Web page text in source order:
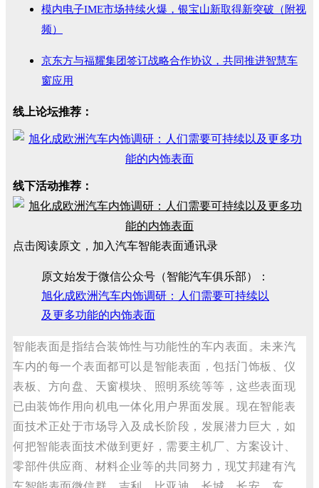
模内电子IME市场持续火爆，银宝山新取得新突破（附视
频）
京东方与福耀集团签订战略合作协议，共同推进智慧车
窗应用
线上论坛推荐：
线下活动推荐：
点击阅读原文，加入汽车智能表面通讯录
原文始发于微信公众号（智能汽车俱乐部）：
旭化成欧洲汽车内饰调研：人们需要可持续以
及更多功能的内饰表面
智能表面是指结合装饰性与功能性的车内表面。未来汽
车内的每一个表面都可以是智能表面，包括门饰板、仪
表板、方向盘、天窗模块、照明系统等等，这些表面现
已由装饰作用向机电一体化用户界面发展。现在智能表
面技术正处于市场导入及成长阶段，发展潜力巨大，如
何把智能表面技术做到更好，需要主机厂、方案设计、
零部件供应商、材料企业等的共同努力，现艾邦建有汽